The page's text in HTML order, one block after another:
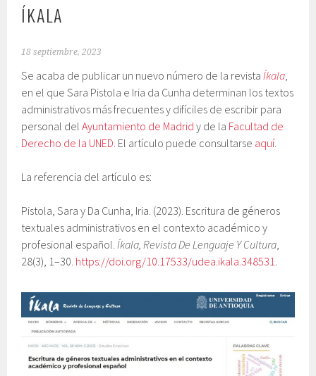
ÍKALA
18 septiembre, 2023
Se acaba de publicar un nuevo número de la revistaÍkala,
en el que Sara Pistola e Iria da Cunha determinan los textos
administrativos másfrecuentes y difíciles de escribir para
personal delAyuntamiento de Madrid y de la Facultad de
Derecho de la UNED. El artículo puede consultarse aquí.
La referencia del artículo es:
Pistola, Sara y Da Cunha, Iria. (2023). Escritura de géneros
textuales administrativos en el contexto académico y
profesional español. Íkala, Revista De Lenguaje Y Cultura,
28(3), 1–30. https://doi.org/10.17533/udea.ikala.348531.